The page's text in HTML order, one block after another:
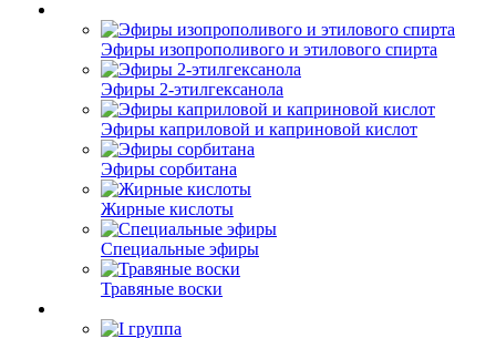
Эфиры изопрополивого и этилового спирта
Эфиры 2-этилгексанола
Эфиры каприловой и каприновой кислот
Эфиры сорбитана
Жирные кислоты
Специальные эфиры
Травяные воски